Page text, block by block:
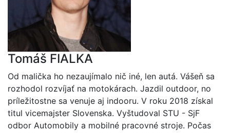
Tomáš FIALKA
Od malička ho nezaujímalo nič iné, len autá. Vášeň sa
rozhodol rozvíjať na motokárach. Jazdil outdoor, no
príležitostne sa venuje aj indooru. V roku 2018 získal
titul vicemajster Slovenska. Vyštudoval STU - SjF
odbor Automobily a mobilné pracovné stroje. Počas